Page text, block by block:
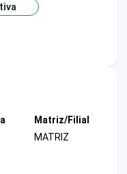
Matriz/Filial
MATRIZ